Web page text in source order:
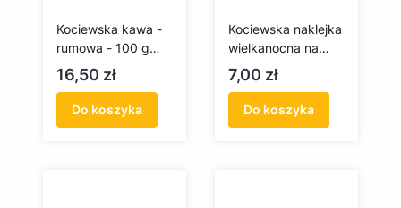
Kociewska kawa -
rumowa - 100 g
(mielona)
Cena
16,50 zł
Do koszyka
Kociewska naklejka
wielkanocna na
okno
Cena
7,00 zł
Do koszyka